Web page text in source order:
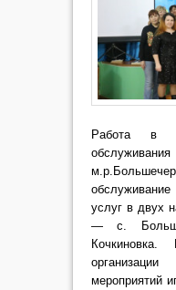
Работа в
услуг в двух
— с.
мероприятий